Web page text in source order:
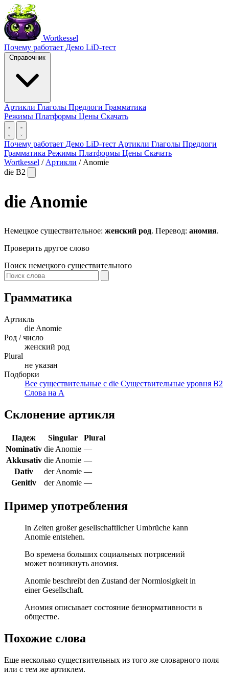
Wortkessel
Почему работает Демо LiD-тест
Справочник
Артикли Глаголы Предлоги Грамматика
Режимы Платформы Цены Скачать
Почему работает Демо LiD-тест Артикли Глаголы Предлоги
Грамматика Режимы Платформы Цены Скачать
Wortkessel / Артикли / Anomie
die B2
dieAnomie
Немецкое существительное: женский род. Перевод: аномия.
Проверить другое слово
Поиск немецкого существительного
Грамматика
Артикль
die Anomie
Род / число
женский род
Plural
не указан
Подборки
Все существительные с die Существительные уровня B2
Слова на A
Склонение артикля
Падеж Singular
Plural
Nominativ die Anomie —
Akkusativ die Anomie —
Dativ
der Anomie —
Genitiv
der Anomie —
Пример употребления
In Zeiten großer gesellschaftlicher Umbrüche kann
Anomie entstehen.
Во времена больших социальных потрясений
может возникнуть аномия.
Anomie beschreibt den Zustand der Normlosigkeit in
einer Gesellschaft.
Аномия описывает состояние безнормативности в
обществе.
Похожие слова
Еще несколько существительных из того же словарного поля
или с тем же артиклем.